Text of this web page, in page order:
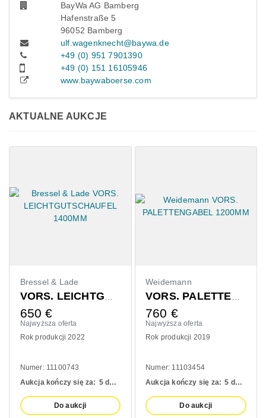
BayWa AG Bamberg
Hafenstraße 5
96052 Bamberg
ulf.wagenknecht@baywa.de
+49 (0) 951 7901390
+49 (0) 151 16105946
www.baywaboerse.com
AKTUALNE AUKCJE
Bressel & Lade
VORS. LEICHTGUTSCHAUFEL 1400MM
650 €
Najwyższa oferta
Rok produkcji 2022
Numer: 11100743
Aukcja kończy się za: 5 days
Do aukcji
Weidemann
VORS. PALETTENGABEL 1200MM
760 €
Najwyższa oferta
Rok produkcji 2019
Numer: 11103454
Aukcja kończy się za: 5 days
Do aukcji